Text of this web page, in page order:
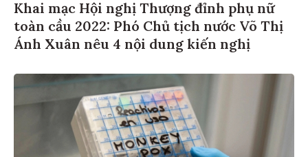
Khai mạc Hội nghị Thượng đỉnh phụ nữ
toàn cầu 2022: Phó Chủ tịch nước Võ Thị
Ánh Xuân nêu 4 nội dung kiến nghị